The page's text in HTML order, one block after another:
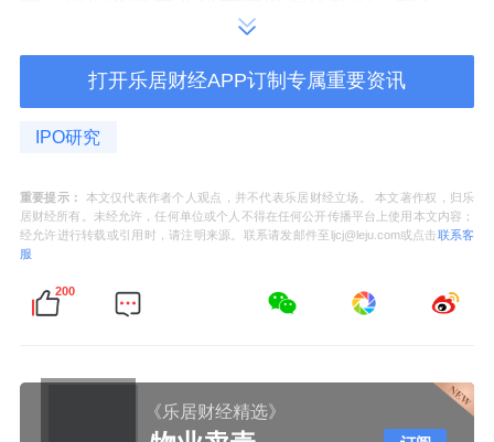
全球总量的73%，成为全球第一大技术来源
仅推动中国LED照明产业从规模扩张转向价值
提升，更通过“技术输出+品牌出海”模式，深度
重塑全球产业竞争格局。
打开乐居财经APP订制专属重要资讯
IPO研究
重要提示：
本文仅代表作者个人观点，并不代表乐居财经立场。 本文著作权，归乐
居财经所有。未经允许，任何单位或个人不得在任何公开传播平台上使用本文内容；
经允许进行转载或引用时，请注明来源。联系请发邮件至ljcj@leju.com或点击联系客
服
200
《乐居财经精选》